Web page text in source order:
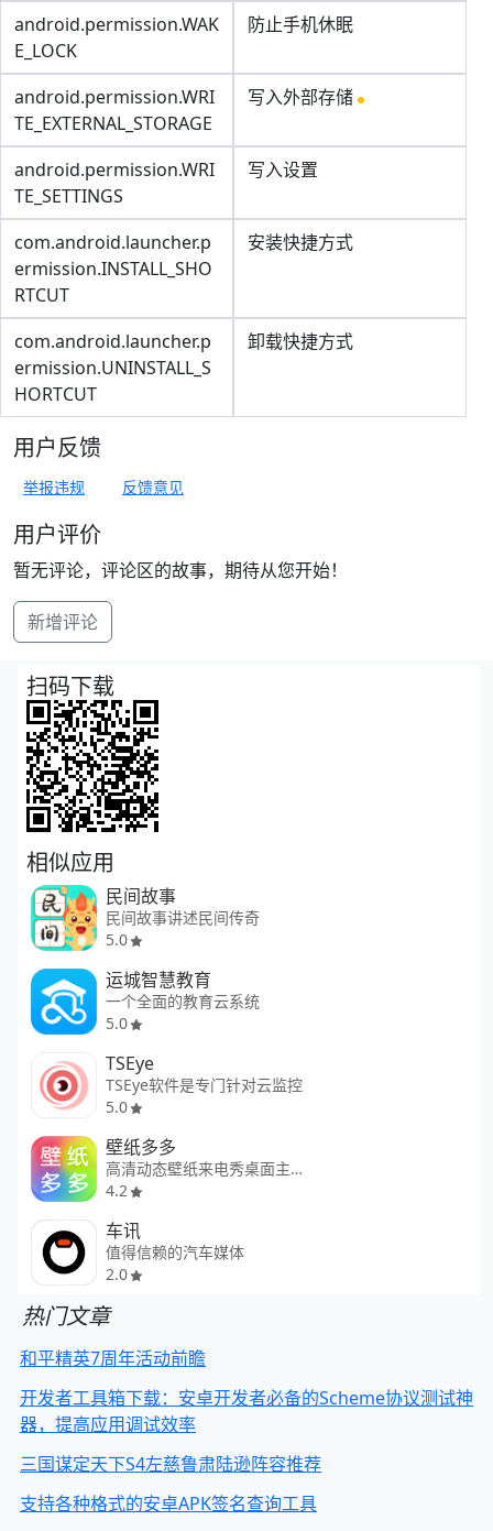
android.permission.WAK
E_LOCK
防止手机休眠
android.permission.WRI
TE_EXTERNAL_STORAGE
写入外部存储
android.permission.WRI
TE_SETTINGS
写入设置
com.android.launcher.p
ermission.INSTALL_SHO
RTCUT
安装快捷方式
com.android.launcher.p
ermission.UNINSTALL_S
HORTCUT
卸载快捷方式
用户反馈
举报违规 反馈意见
用户评价
暂无评论，评论区的故事，期待从您开始！
新增评论
扫码下载
相似应用
民间故事
民间故事讲述民间传奇
5.0
运城智慧教育
一个全面的教育云系统
5.0
TSEye
TSEye软件是专门针对云监控
5.0
壁纸多多
高清动态壁纸来电秀桌面主题大全
4.2
车讯
值得信赖的汽车媒体
2.0
热门文章
和平精英7周年活动前瞻
开发者工具箱下载：安卓开发者必备的Scheme协议测试神
器，提高应用调试效率
三国谋定天下S4左慈鲁肃陆逊阵容推荐
支持各种格式的安卓APK签名查询工具